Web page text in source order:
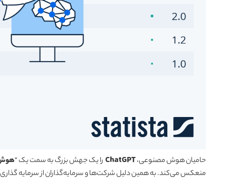
حامیان هوش مصنوعی، را یک جهش بزرگ به سمت یک “
منعکس می‌کند. به همین دلیل شرکت‌ها و سرمایه‌گذاران از سرمایه گذاری‌